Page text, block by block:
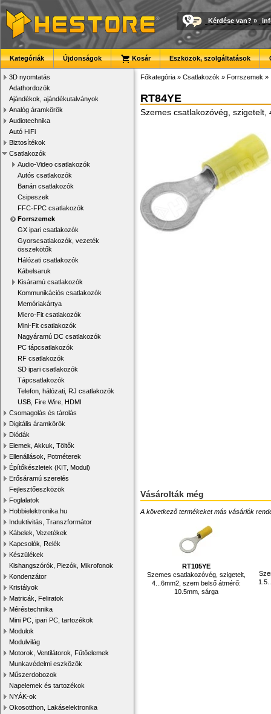
Kérdése van? »
Kategóriák Újdonságok Kosár Eszközök, szolgáltatások
3D nyomtatás
Adathordozók
Ajándékok, ajándékutalványok
Analóg áramkörök
Audiotechnika
Autó HiFi
Biztosítékok
Csatlakozók
Audio-Video csatlakozók
Autós csatlakozók
Banán csatlakozók
Csipeszek
FFC-FPC csatlakozók
Forrszemek
GX ipari csatlakozók
Gyorscsatlakozók, vezeték
összekötők
Hálózati csatlakozók
Kábelsaruk
Kisáramú csatlakozók
Kommunikációs csatlakozók
Memóriakártya
Micro-Fit csatlakozók
Mini-Fit csatlakozók
Nagyáramú DC csatlakozók
PC tápcsatlakozók
RF csatlakozók
SD ipari csatlakozók
Tápcsatlakozók
Telefon, hálózati, RJ csatlakozók
USB, Fire Wire, HDMI
Csomagolás és tárolás
Digitális áramkörök
Diódák
Elemek, Akkuk, Töltők
Ellenállások, Potméterek
Építőkészletek (KIT, Modul)
Erősáramú szerelés
Fejlesztőeszközök
Foglalatok
Hobbielektronika.hu
Induktivitás, Transzformátor
Kábelek, Vezetékek
Kapcsolók, Relék
Készülékek
Kishangszórók, Piezók, Mikrofonok
Kondenzátor
Kristályok
Matricák, Feliratok
Méréstechnika
Mini PC, ipari PC, tartozékok
Modulok
Modulvilág
Motorok, Ventilátorok, Fűtőelemek
Munkavédelmi eszközök
Műszerdobozok
Napelemek és tartozékok
NYÁK-ok
Okosotthon, Lakáselektronika
Főkategória » Csatlakozók » Forrszemek »
RT84YE
Szemes csatlakozóvég,
Vásárolták még
A következő termékeket más vásárlók
RT105YE
Szemes csatlakozóvég, szigetelt,
4...6mm2, szem belső átmérő:
10.5mm, sárga